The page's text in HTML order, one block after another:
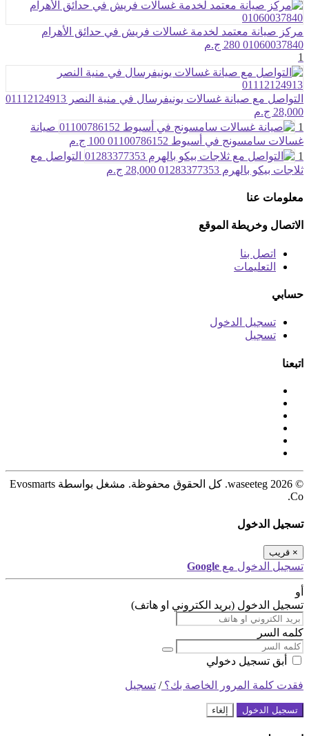
مركز صيانة معتمد لخدمة غسالات فريش في حدائق الأهرام
01060037840 280 ج.م
1
التواصل مع صيانة غسالات يونيفرسال في منية النصر 01112124913
28,000 ج.م
1
صيانة
غسالات سامسونج في أسيوط 01100786152
100 ج.م
1
التواصل مع
ثلاجات بيكو بالهرم 01283377353
28,000 ج.م
معلومات عنا
الاتصال وخريطة الموقع
اتصل بنا
التعليمات
حسابي
تسجيل الدخول
تسجيل
اتبعنا
© 2026 waseeteg. كل الحقوق محفوظة. مشغل بواسطة Evosmarts
Co.
تسجيل الدخول
× قريب
تسجيل الدخول مع Google
أو
تسجيل الدخول (بريد الكتروني او هاتف)
كلمه السر
أبق تسجيل دخولي
فقدت كلمة المرور الخاصة بك؟/ تسجيل
تسجيل الدخول إلغاء